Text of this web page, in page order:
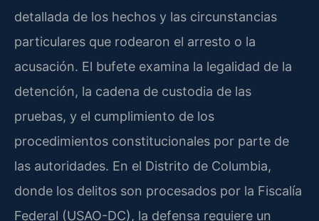
detallada de los hechos y las circunstancias
particulares que rodearon el arresto o la
acusación. El bufete examina la legalidad de la
detención, la cadena de custodia de las
pruebas, y el cumplimiento de los
procedimientos constitucionales por parte de
las autoridades. En el Distrito de Columbia,
donde los delitos son procesados por la Fiscalía
Federal (USAO-DC), la defensa requiere un